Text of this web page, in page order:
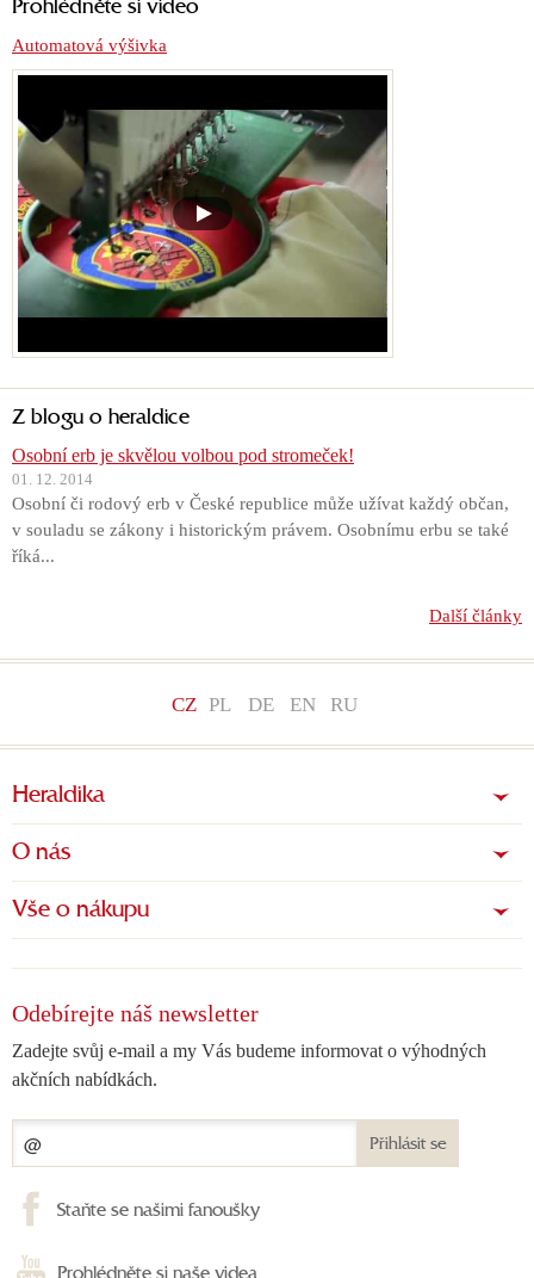
Prohlédněte si video
Automatová výšivka
Z blogu o heraldice
Osobní erb je skvělou volbou pod stromeček!
01. 12. 2014
Osobní či rodový erb v České republice může užívat každý občan,
v souladu se zákony i historickým právem. Osobnímu erbu se také
říká...
Další články
CZ PL DE EN RU
Heraldika
O nás
Vše o nákupu
Odebírejte náš newsletter
Zadejte svůj e-mail a my Vás budeme informovat o výhodných
akčních nabídkách.
Přihlásit se
Staňte se našimi fanoušky
Prohlédněte si naše videa